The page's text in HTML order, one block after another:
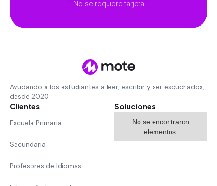
No se requiere tarjeta
Ayudando a los estudiantes a leer, escribir y ser escuchados,
desde 2020.
Clientes
Escuela Primaria
Secundaria
Profesores de Idiomas
Soluciones
No se encontraron
elementos.